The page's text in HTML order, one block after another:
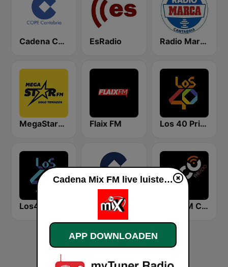
Cadena COPE Cantabria EsRadio Radio Marca Cantabria
MegaStarFM Flaix FM Los 40 Principales
Arco FM Cantabria
Cadena Mix FM live luisteren
APP DOWNLOADEN